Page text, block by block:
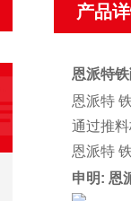
产品
恩派特
恩派特
通过推
恩派特
申明: 恩